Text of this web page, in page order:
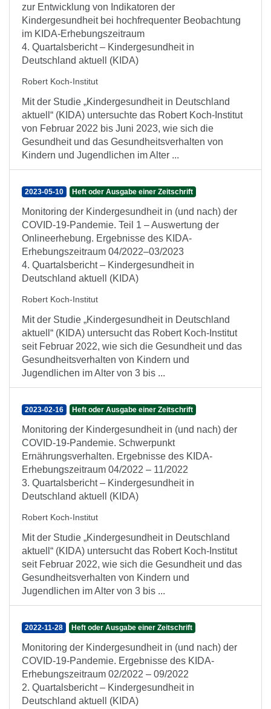
zur Entwicklung von Indikatoren der
Kindergesundheit bei hochfrequenter Beobachtung
im KIDA-Erhebungszeitraum
4. Quartalsbericht – Kindergesundheit in
Deutschland aktuell (KIDA)
Robert Koch-Institut
Mit der Studie „Kindergesundheit in Deutschland
aktuell“ (KIDA) untersuchte das Robert Koch-Institut
von Februar 2022 bis Juni 2023, wie sich die
Gesundheit und das Gesundheitsverhalten von
Kindern und Jugendlichen im Alter ...
2023-05-10 Heft oder Ausgabe einer Zeitschrift
Monitoring der Kindergesundheit in (und nach) der
COVID-19-Pandemie. Teil 1 – Auswertung der
Onlineerhebung. Ergebnisse des KIDA-
Erhebungszeitraum 04/2022–03/2023
4. Quartalsbericht – Kindergesundheit in
Deutschland aktuell (KIDA)
Robert Koch-Institut
Mit der Studie „Kindergesundheit in Deutschland
aktuell“ (KIDA) untersucht das Robert Koch-Institut
seit Februar 2022, wie sich die Gesundheit und das
Gesundheitsverhalten von Kindern und
Jugendlichen im Alter von 3 bis ...
2023-02-16 Heft oder Ausgabe einer Zeitschrift
Monitoring der Kindergesundheit in (und nach) der
COVID-19-Pandemie. Schwerpunkt
Ernährungsverhalten. Ergebnisse des KIDA-
Erhebungszeitraum 04/2022 – 11/2022
3. Quartalsbericht – Kindergesundheit in
Deutschland aktuell (KIDA)
Robert Koch-Institut
Mit der Studie „Kindergesundheit in Deutschland
aktuell“ (KIDA) untersucht das Robert Koch-Institut
seit Februar 2022, wie sich die Gesundheit und das
Gesundheitsverhalten von Kindern und
Jugendlichen im Alter von 3 bis ...
2022-11-28 Heft oder Ausgabe einer Zeitschrift
Monitoring der Kindergesundheit in (und nach) der
COVID-19-Pandemie. Ergebnisse des KIDA-
Erhebungszeitraum 02/2022 – 09/2022
2. Quartalsbericht – Kindergesundheit in
Deutschland aktuell (KIDA)